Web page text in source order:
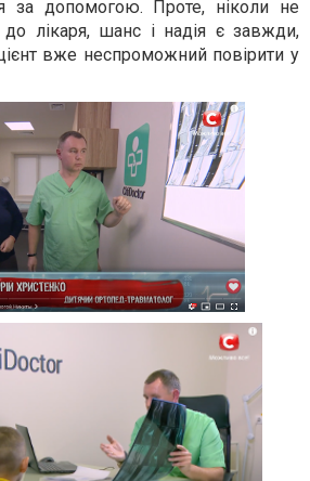
за допомогою. Проте, ніколи не
до лікаря, шанс і надія є завжди,
вже неспроможний повірити у